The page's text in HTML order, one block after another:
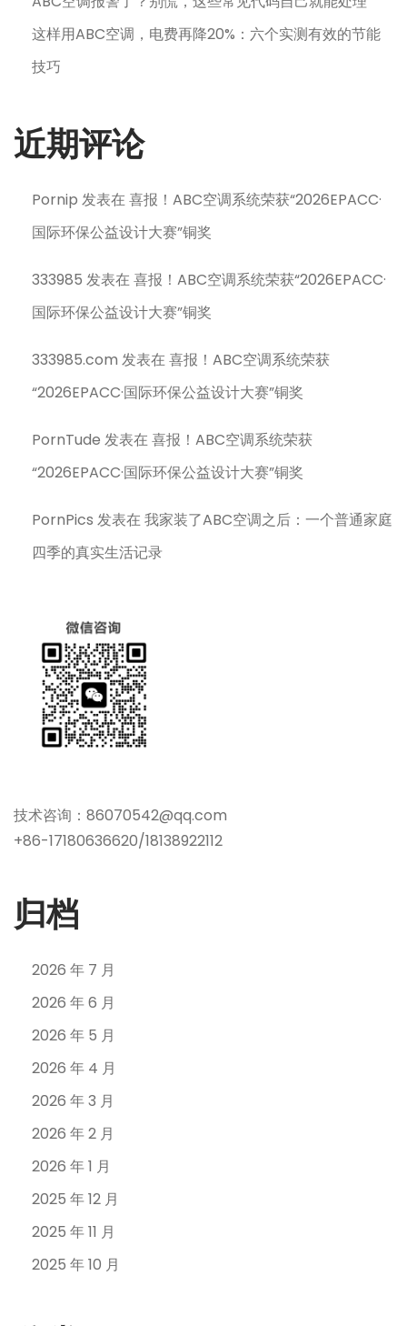
这样用ABC空调，电费再降20%：六个实测有效的节能
技巧
近期评论
Pornip 发表在喜报！ABC空调系统荣获“2026EPACC·
国际环保公益设计大赛”铜奖
333985 发表在喜报！ABC空调系统荣获“2026EPACC·
国际环保公益设计大赛”铜奖
333985.com 发表在喜报！ABC空调系统荣获
“2026EPACC·国际环保公益设计大赛”铜奖
PornTude 发表在喜报！ABC空调系统荣获
“2026EPACC·国际环保公益设计大赛”铜奖
PornPics 发表在我家装了ABC空调之后：一个普通家庭
四季的真实生活记录
技术咨询：86070542@qq.com
+86-17180636620/18138922112
归档
2026 年 7 月
2026 年 6 月
2026 年 5 月
2026 年 4 月
2026 年 3 月
2026 年 2 月
2026 年 1 月
2025 年 12 月
2025 年 11 月
2025 年 10 月